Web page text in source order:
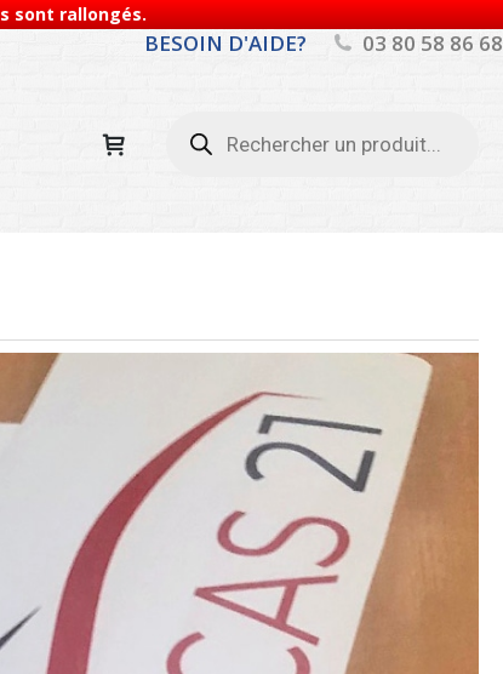
sont rallongés.
BESOIN D'AIDE? 03 80 58 86 68
produits